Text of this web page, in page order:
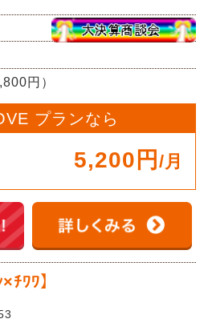
円）
プランなら
5,200円 /月
ﾁﾜﾜ】